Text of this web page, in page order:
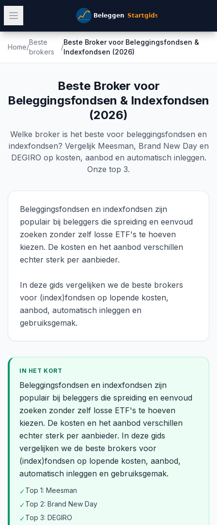
Home/
Beste
brokers
/
Beste Broker voor Beleggingsfondsen &
Indexfondsen (2026)
Beste Broker voor
Beleggingsfondsen & Indexfondsen
(2026)
Welke broker is het beste voor beleggingsfondsen en
indexfondsen? Vergelijk Meesman, Brand New Day en
DEGIRO op kosten, aanbod en automatisch inleggen.
Onze top 3.
Beleggingsfondsen en indexfondsen zijn
populair bij beleggers die spreiding en eenvoud
zoeken zonder zelf losse ETF's te hoeven
kiezen. De kosten en het aanbod verschillen
echter sterk per aanbieder.
In deze gids vergelijken we de beste brokers
voor (index)fondsen op lopende kosten,
aanbod, automatisch inleggen en
gebruiksgemak.
IN HET KORT
Beleggingsfondsen en indexfondsen zijn
populair bij beleggers die spreiding en eenvoud
zoeken zonder zelf losse ETF's te hoeven
kiezen. De kosten en het aanbod verschillen
echter sterk per aanbieder. In deze gids
vergelijken we de beste brokers voor
(index)fondsen op lopende kosten, aanbod,
automatisch inleggen en gebruiksgemak.
✓Top 1: Meesman
✓Top 2: Brand New Day
✓Top 3: DEGIRO